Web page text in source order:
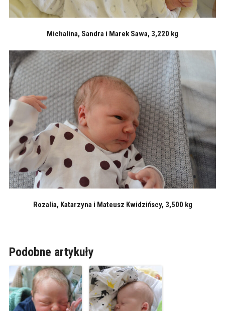
Michalina, Sandra i Marek Sawa, 3,220 kg
Rozalia, Katarzyna i Mateusz Kwidzińscy, 3,500 kg
Podobne artykuły